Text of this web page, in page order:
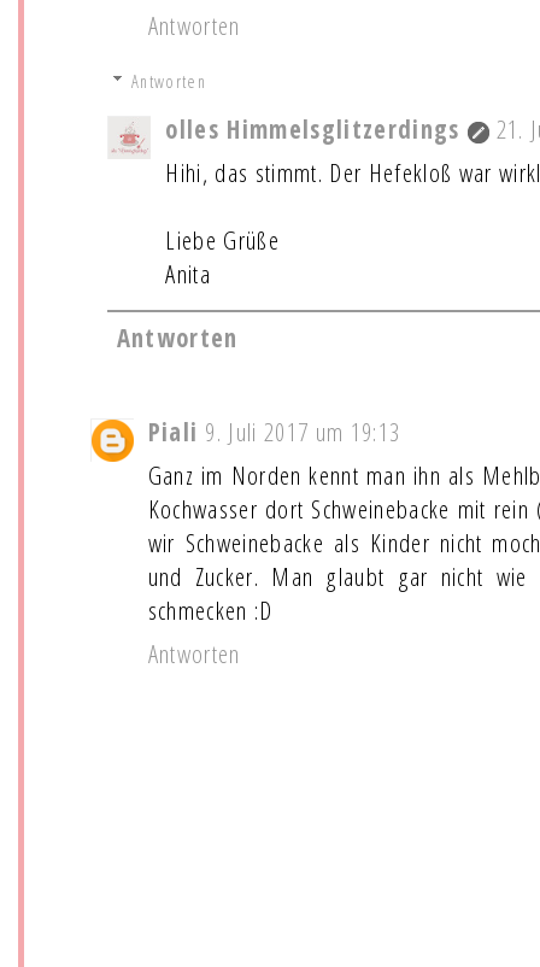
Antworten
Antworten
olles Himmelsglitzerdings
21.
Hihi, das stimmt. Der Hefekloß war
Liebe Grüße
Anita
Antworten
Piali 9. Juli 2017 um 19:13
Ganz im Norden kennt man ihn als
Kochwasser dort Schweinebacke mit
wir Schweinebacke als Kinder nicht
und Zucker. Man glaubt gar nicht wie
schmecken :D
Antworten